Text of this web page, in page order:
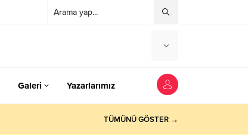
Galeri Yazarlarımız
TÜMÜNÜ GÖSTER →